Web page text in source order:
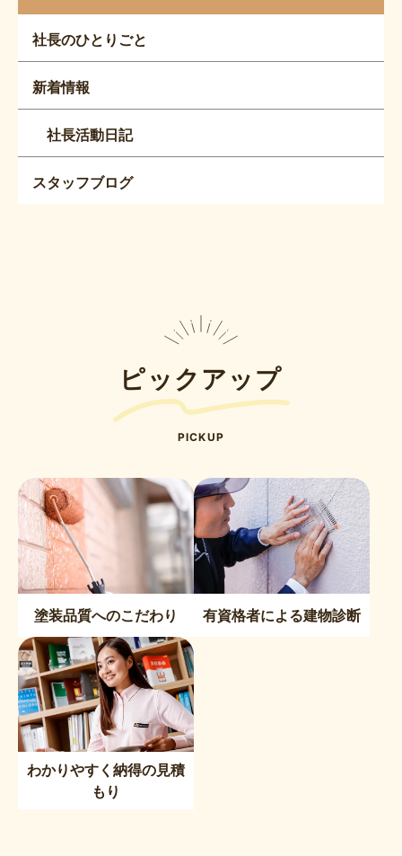
社長のひとりごと
新着情報
社長活動日記
スタッフブログ
ピックアップ
PICKUP
塗装品質へのこだわり 有資格者による建物診断
わかりやすく納得の見積
もり